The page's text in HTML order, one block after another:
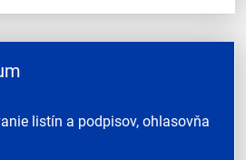
listín a podpisov, ohlasovňa